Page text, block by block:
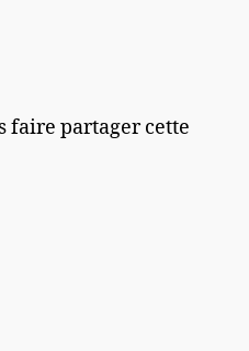
faire partager cette